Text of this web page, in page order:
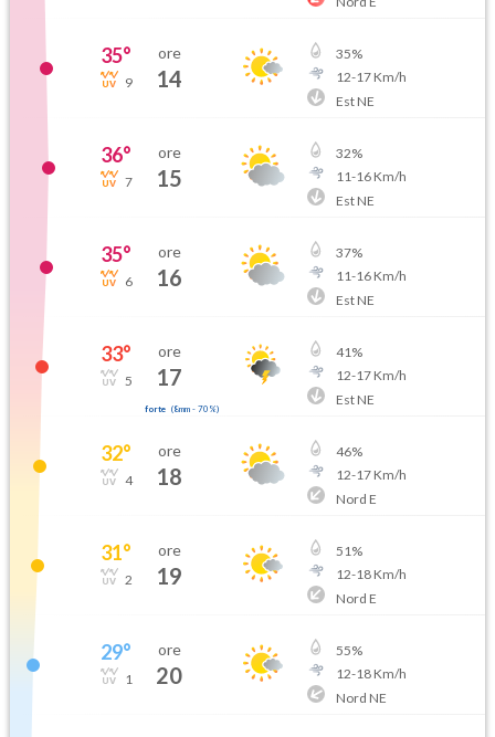
35°
9
ore
14
35%
12-17Km/h
Est NE
36°
7
ore
15
32%
11-16Km/h
Est NE
35°
6
ore
16
37%
11-16Km/h
Est NE
33°
5
ore
17
forte (8mm- 70 %)
41%
12-17Km/h
Est NE
32°
4
ore
18
46%
12-17Km/h
Nord E
31°
2
ore
19
51%
12-18Km/h
Nord E
29°
1
ore
20
55%
12-18Km/h
Nord NE